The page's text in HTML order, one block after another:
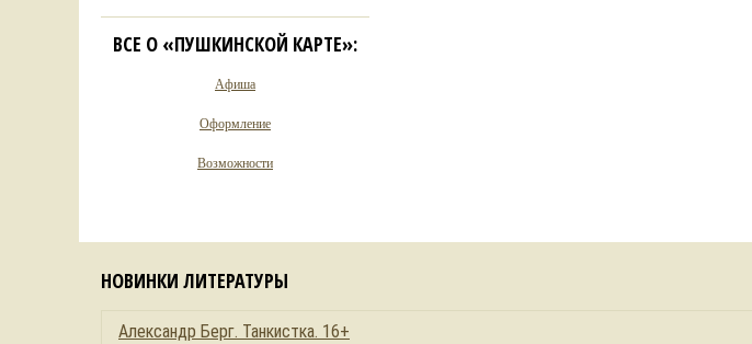
ВСЕ О «ПУШКИНСКОЙ КАРТЕ»:
Афиша
Оформление
Возможности
НОВИНКИ ЛИТЕРАТУРЫ
Александр Берг. Танкистка. 16+